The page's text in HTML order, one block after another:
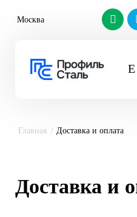
Москва
Главная Доставка и оплата
Доставка и